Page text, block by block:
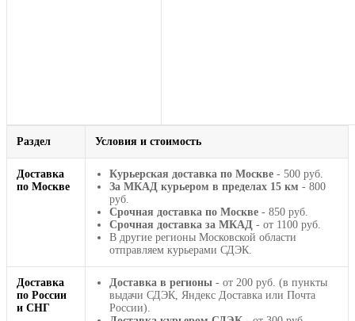
Раздел Условия и стоимость
Доставка
по Москве
Курьерская доставка по Москве - 500 руб.
За МКАД курьером в пределах 15 км - 800
руб.
Срочная доставка по Москве - 850 руб.
Срочная доставка за МКАД - от 1100 руб.
В другие регионы Московской области
отправляем курьерами СДЭК.
Доставка
по России
и СНГ
Доставка в регионы - от 200 руб. (в пункты
выдачи СДЭК, Яндекс Доставка или Почта
России).